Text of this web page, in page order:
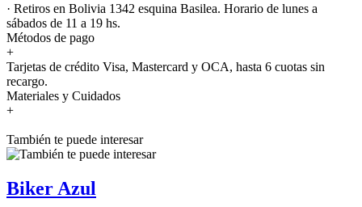
· Retiros en Bolivia 1342 esquina Basilea. Horario de lunes a
sábados de 11 a 19 hs.
Métodos de pago
+
Tarjetas de crédito Visa, Mastercard y OCA, hasta 6 cuotas sin
recargo.
Materiales y Cuidados
+
También te puede interesar
Biker Azul